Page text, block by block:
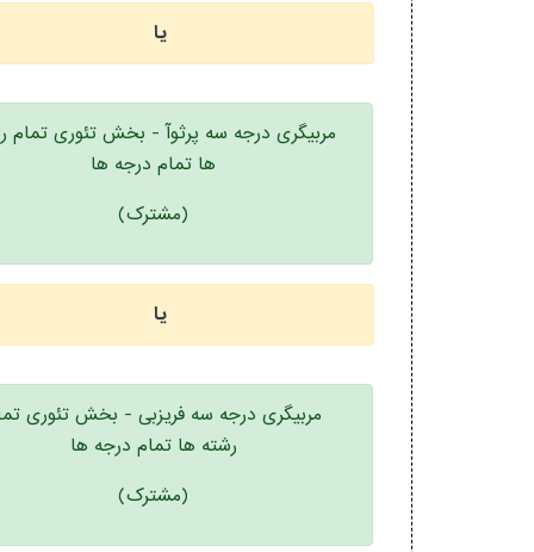
یا
مربیگری درجه سه پرثوآ - بخش تئوری تمام
ها تمام درجه ها
(مشترک)
یا
مربیگری درجه سه فریزبی - بخش تئوری
رشته ها تمام درجه ها
(مشترک)